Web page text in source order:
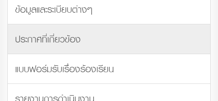
ข้อมูลและระเบียบต่างๆ
ประกาศที่เกี่ยวข้อง
แบบฟอร์มรับเรื่องร้องเรียน